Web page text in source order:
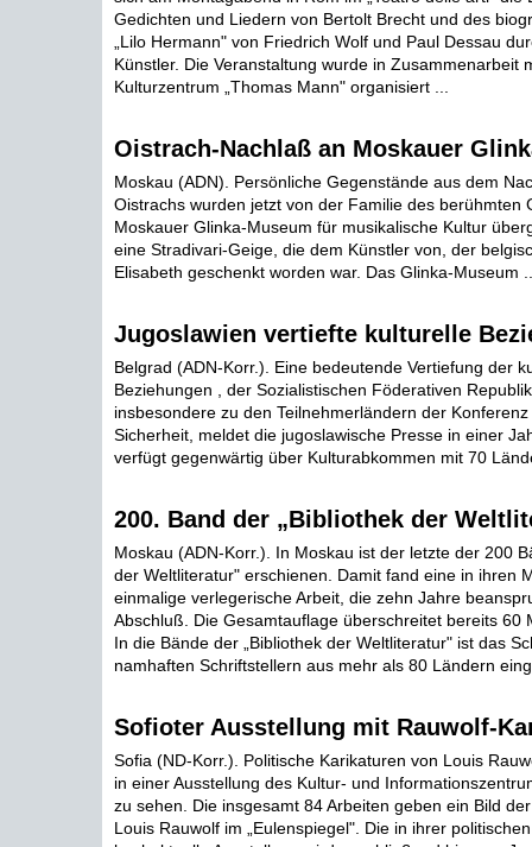
Gedichten und Liedern von Bertolt Brecht und des
„Lilo Hermann" von Friedrich Wolf und Paul Dessau
Künstler. Die Veranstaltung wurde in Zusammenarbeit
Kulturzentrum „Thomas Mann" organisiert ...
Oistrach-Nachlaß an Moskauer
Moskau (ADN). Persönliche Gegenstände aus dem
Oistrachs wurden jetzt von der Familie des berühmten
Moskauer Glinka-Museum für musikalische Kultur
eine Stradivari-Geige, die dem Künstler von, der
Elisabeth geschenkt worden war. Das Glinka-Museum
Jugoslawien vertiefte kulturelle
Belgrad (ADN-Korr.). Eine bedeutende Vertiefung der
Beziehungen , der Sozialistischen Föderativen
insbesondere zu den Teilnehmerländern der
Sicherheit, meldet die jugoslawische Presse in einer
verfügt gegenwärtig über Kulturabkommen mit 70
200. Band der „Bibliothek der
Moskau (ADN-Korr.). In Moskau ist der letzte der 200
der Weltliteratur" erschienen. Damit fand eine in ihren
einmalige verlegerische Arbeit, die zehn Jahre
Abschluß. Die Gesamtauflage überschreitet bereits 60
In die Bände der „Bibliothek der Weltliteratur" ist das
namhaften Schriftstellern aus mehr als 80 Ländern
Sofioter Ausstellung mit Rauwolf-
Sofia (ND-Korr.). Politische Karikaturen von Louis
in einer Ausstellung des Kultur- und
zu sehen. Die insgesamt 84 Arbeiten geben ein Bild
Louis Rauwolf im „Eulenspiegel". Die in ihrer